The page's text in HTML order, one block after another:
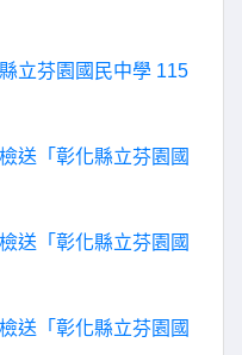
立芬園國民中學 115
送「彰化縣立芬園國
送「彰化縣立芬園國
送「彰化縣立芬園國